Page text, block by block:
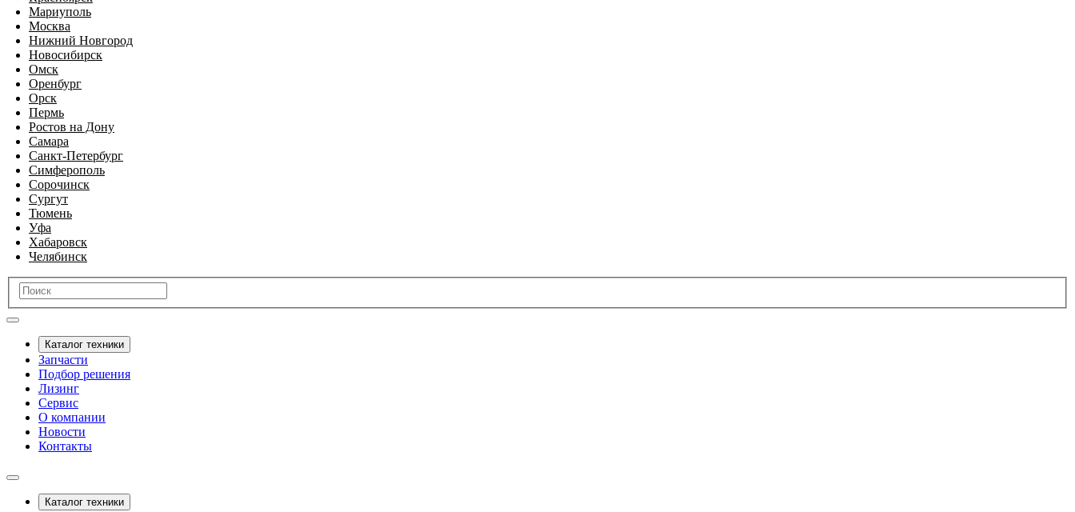
Мариуполь
Москва
Нижний Новгород
Новосибирск
Омск
Оренбург
Орск
Пермь
Ростов на Дону
Самара
Санкт-Петербург
Симферополь
Сорочинск
Сургут
Тюмень
Уфа
Хабаровск
Челябинск
Каталог техники
Запчасти
Подбор решения
Лизинг
Сервис
О компании
Новости
Контакты
Каталог техники